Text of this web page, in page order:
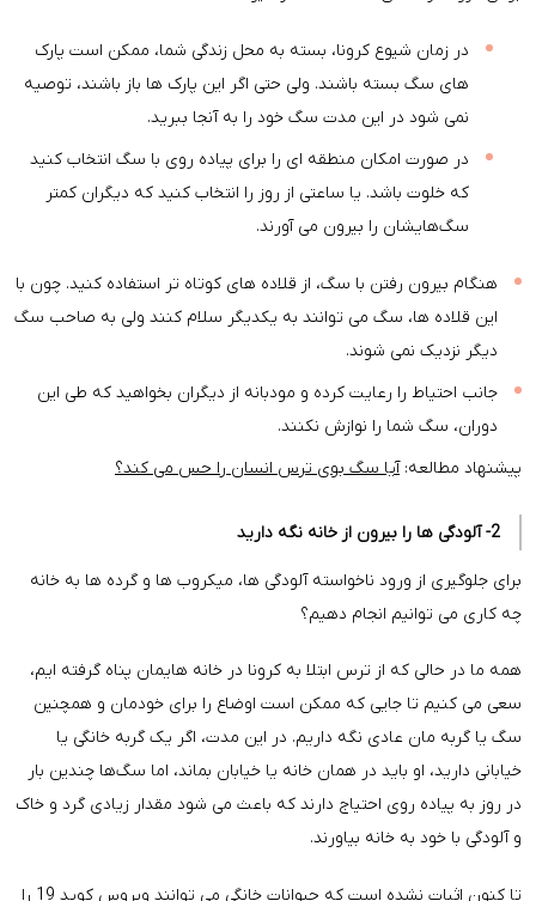
در زمان شیوع کرونا، بسته به محل زندگی شما، ممکن است پارک
های سگ بسته باشند. ولی حتی اگر این پارک ها باز باشند، توصیه
نمی شود در این مدت سگ خود را به آنجا ببرید.
در صورت امکان منطقه ای را برای پیاده روی با سگ انتخاب کنید
که خلوت باشد. یا ساعتی از روز را انتخاب کنید که دیگران کمتر
سگ‌هایشان را بیرون می آورند.
هنگام بیرون رفتن با سگ، از قلاده های کوتاه تر استفاده کنید. چون با
این قلاده ها، سگ می توانند به یکدیگر سلام کنند ولی به صاحب سگ
دیگر نزدیک نمی شوند.
جانب احتیاط را رعایت کرده و مودبانه از دیگران بخواهید که طی این
دوران، سگ شما را نوازش نکنند.
پیشنهاد مطالعه: آیا سگ بوی ترس انسان را حس می کند؟
2- آلودگی ها را بیرون از خانه نگه دارید
برای جلوگیری از ورود ناخواسته آلودگی ها، میکروب ها و گرده ها به خانه
چه کاری می توانیم انجام دهیم؟
همه ما در حالی که از ترس ابتلا به کرونا در خانه هایمان پناه گرفته ایم،
سعی می کنیم تا جایی که ممکن است اوضاع را برای خودمان و همچنین
سگ یا گربه مان عادی نگه داریم. در این مدت، اگر یک گربه خانگی یا
خیابانی دارید، او باید در همان خانه یا خیابان بماند، اما سگ‌ها چندین بار
در روز به پیاده روی احتیاج دارند که باعث می شود مقدار زیادی گرد و خاک
و آلودگی با خود به خانه بیاورند.
تا کنون اثبات نشده است که حیوانات خانگی می توانند ویروس کوید 19 را